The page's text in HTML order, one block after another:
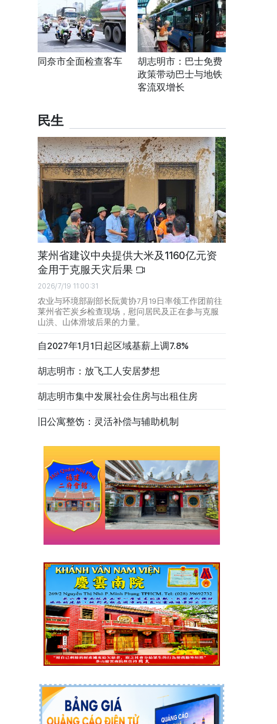
同奈市全面检查客车
胡志明市：巴士免费
政策带动巴士与地铁
客流双增长
民生
莱州省建议中央提供大米及1160亿元资
金用于克服天灾后果
2026/7/19 11:00:31
农业与环境部副部长阮黄协7月19日率领工作团前往
莱州省芒炭乡检查现场，慰问居民及正在参与克服
山洪、山体滑坡后果的力量。
自2027年1月1日起区域基薪上调7.8%
胡志明市：放飞工人安居梦想
胡志明市集中发展社会住房与出租住房
旧公寓整饬：灵活补偿与辅助机制